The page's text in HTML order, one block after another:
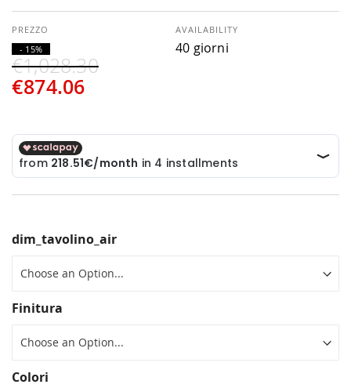
€874.06
€1,028.30
- 15%
AVAILABILITY
40 giorni
dim_tavolino_air
Finitura
Colori